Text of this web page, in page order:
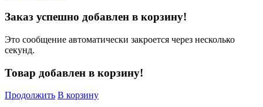
Заказ успешно добавлен в корзину!
Это сообщение автоматически закроется через несколько
секунд.
Товар добавлен в корзину!
Продолжить В корзину